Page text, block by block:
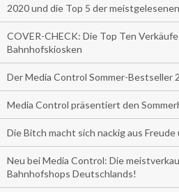
2020 und die Top 5 der
COVER-CHECK: Die Top Ten
Bahnhofskiosken
Der Media Control Sommer-Bestseller
Media Control präsentiert den
Die Bitch macht sich nackig aus Freude
Neu bei Media Control: Die
Bahnhofshops Deutschlands!